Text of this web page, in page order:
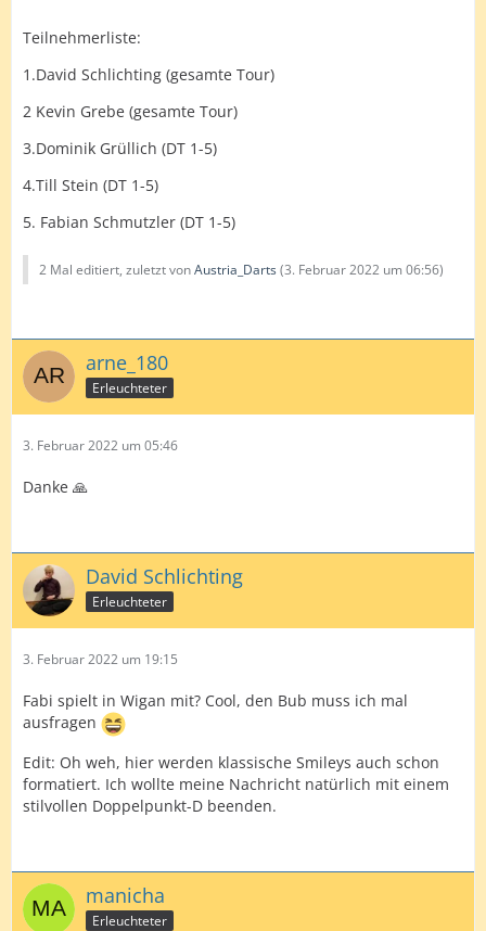
Teilnehmerliste:
1.David Schlichting (gesamte Tour)
2 Kevin Grebe (gesamte Tour)
3.Dominik Grüllich (DT 1-5)
4.Till Stein (DT 1-5)
5. Fabian Schmutzler (DT 1-5)
2 Mal editiert, zuletzt vonAustria_Darts(3. Februar 2022 um 06:56)
arne_180
Erleuchteter
3. Februar 2022 um 05:46
Danke 🙏
David Schlichting
Erleuchteter
3. Februar 2022 um 19:15
Fabi spielt in Wigan mit? Cool, den Bub muss ich mal
ausfragen
Edit: Oh weh, hier werden klassische Smileys auch schon
formatiert. Ich wollte meine Nachricht natürlich mit einem
stilvollen Doppelpunkt-D beenden.
manicha
Erleuchteter